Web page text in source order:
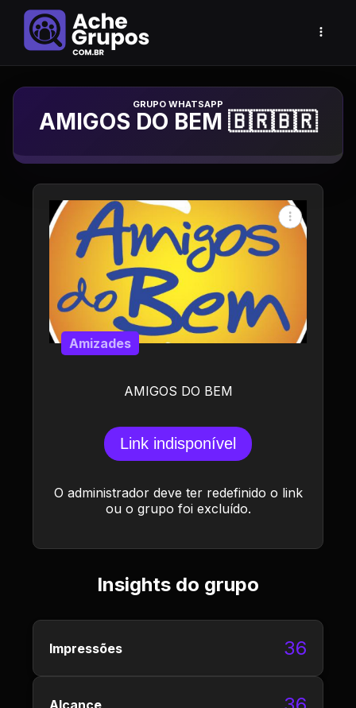
Grupo de Whatsapp
AMIGOS DO BEM 🇧🇷🇧🇷
AMIGOS DO BEM
Amizades
Link indisponível
O administrador deve ter redefinido o link
ou o grupo foi excluído.
Insights do grupo
Impressões 36
Alcance